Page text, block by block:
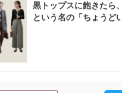
黒トップスに飽きたら
という名の「ちょうど